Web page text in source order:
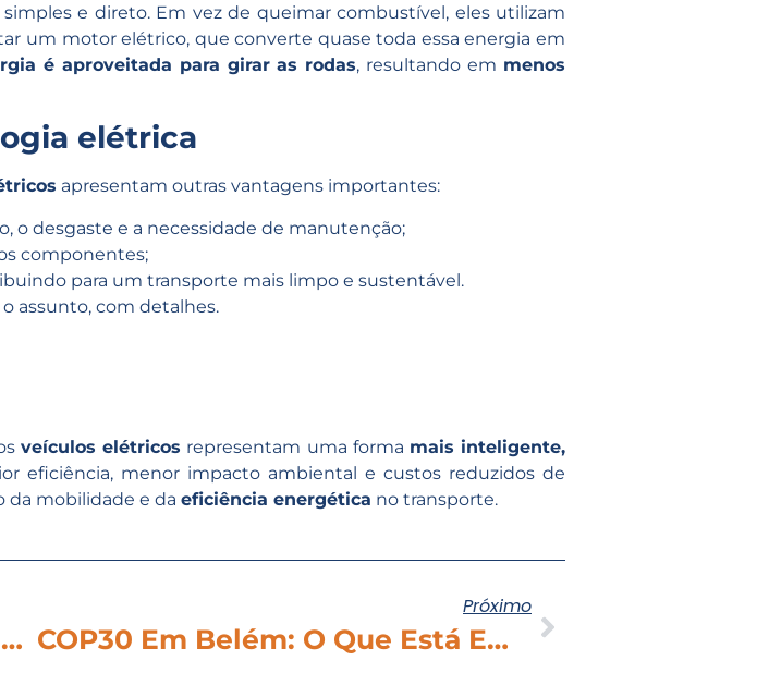
e direto. Em vez de queimar combustível, eles utilizam
um motor elétrico, que converte quase toda essa energia em
é aproveitada para girar as rodas, resultando em menos
elétrica
apresentam outras vantagens importantes:
o desgaste e a necessidade de manutenção;
componentes;
para um transporte mais limpo e sustentável.
assunto, com detalhes.
veículos elétricos representam uma forma mais inteligente,
eficiência, menor impacto ambiental e custos reduzidos de
da mobilidade e da eficiência energética no transporte.
Governo Federal Cria Secretaria Nacional De Eletromobilidade: Um Marco Para O Futuro Da Mobilidade Elétrica No Brasil
Próximo
COP30 Em Belém: O Que Está Em Jogo Na Conferência Do Clima E O Papel Do Brasil Nas Metas Globais De Emissão